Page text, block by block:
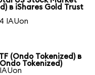
в iShares Gold Trust
IAUon
(Ondo Tokenized) в
Tokenized)